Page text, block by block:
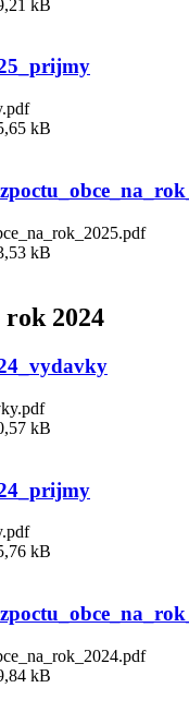
kB
kB
kB
rok 2024
kB
kB
kB